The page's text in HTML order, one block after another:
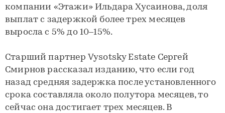
компании «Этажи» Ильдара Хусаинова, доля
выплат с задержкой более трех месяцев
выросла с 5% до 10–15%.
Старший партнер Vysotsky Estate Сергей
Смирнов рассказал изданию, что если год
назад средняя задержка после установленного
срока составляла около полутора месяцев, то
сейчас она достигает трех месяцев. В